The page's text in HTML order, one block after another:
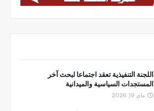
اللجنة التنفيذية تعقد اجتماعا لبحث آخر
المستجدات السياسية والميدانية
ماي 19, 2026